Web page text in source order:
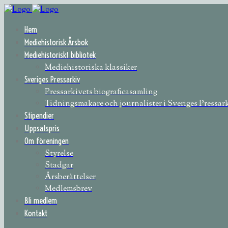
Hem
Mediehistorisk Årsbok
Mediehistoriskt bibliotek
Mediehistoriska klassiker
Sveriges Pressarkiv
Pressarkivets biograficasamling
Tidningsmakare och journalister i Sveriges
Stipendier
Uppsatspris
Om föreningen
Styrelse
Stadgar
Årsberättelser
Medlemsbrev
Bli medlem
Kontakt